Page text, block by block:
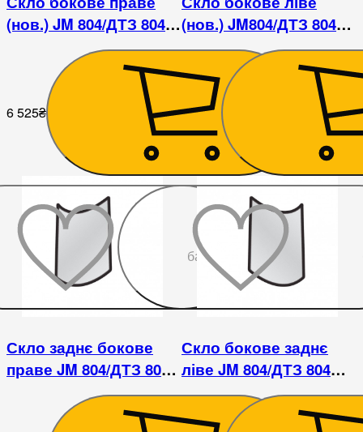
(нов.) JM 804/ДТЗ 804
(H=762, L=625х715)
6 525₴
(нов.) JM804/ДТЗ 804
(H=762, L=625х715)
6 525₴
бажаного
Скло заднє бокове
праве JM 804/ДТЗ 804
(H=766, L=515х480)
Скло бокове заднє
ліве JM 804/ДТЗ 804
(H=766, L=515х480)